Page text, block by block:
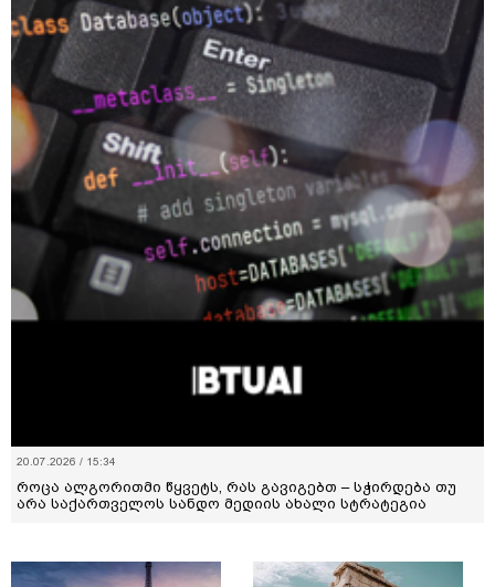
20.07.2026 / 15:34
როცა ალგორითმი წყვეტს, რას გავიგებთ – სჭირდება თუ
არა საქართველოს სანდო მედიის ახალი სტრატეგია